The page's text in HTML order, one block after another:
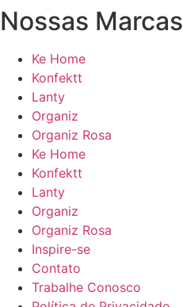
Nossas Marcas
Ke Home
Konfektt
Lanty
Organiz
Organiz Rosa
Ke Home
Konfektt
Lanty
Organiz
Organiz Rosa
Inspire-se
Contato
Trabalhe Conosco